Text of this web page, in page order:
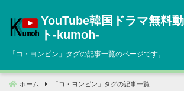
へ
YouTube韓国ドラマ無料
ト‐kumoh‐
「 コ・ヨンビン 」タグの記事一覧のページです。
ホーム 「 コ・ヨンビン 」タグの記事一覧